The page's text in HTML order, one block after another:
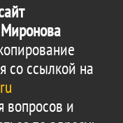
со ссылкой на
вопросов и